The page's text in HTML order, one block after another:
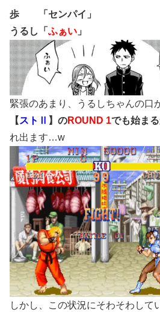
歩 「センパイ」
うるし「 ふぁい 」
緊張のあまり、うるしちゃんの口
【 ストⅡ 】のROUND 1でも始ま
れ出ます…w
しかし、この状況にそわそわして